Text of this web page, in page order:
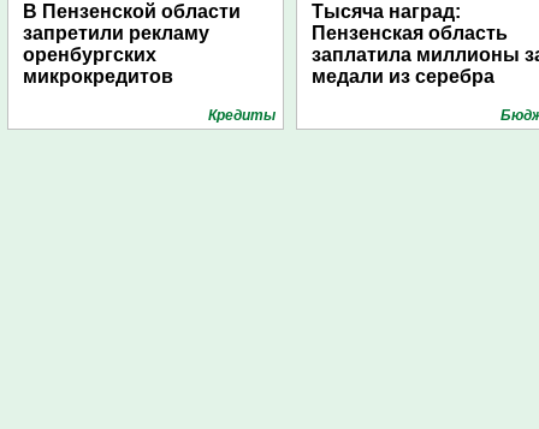
В Пензенской области
запретили рекламу
оренбургских
микрокредитов
Кредиты
Тысяча наград:
Пензенская область
заплатила миллионы
медали из серебра